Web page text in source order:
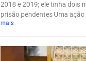
2018 e 2019; ele tinha dois
prisão pendentes Uma ação
mais